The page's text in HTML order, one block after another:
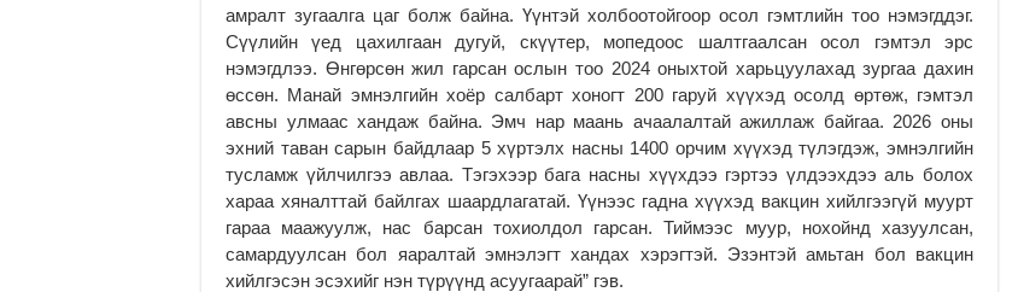
амралт зугаалга цаг болж байна. Үүнтэй холбоотойгоор осол гэмтлийн тоо нэмэгддэг.
Сүүлийн үед цахилгаан дугуй, скүүтер, мопедоос шалтгаалсан осол гэмтэл эрс
нэмэгдлээ. Өнгөрсөн жил гарсан ослын тоо 2024 оныхтой харьцуулахад зургаа дахин
өссөн. Манай эмнэлгийн хоёр салбарт хоногт 200 гаруй хүүхэд осолд өртөж, гэмтэл
авсны улмаас хандаж байна. Эмч нар маань ачаалалтай ажиллаж байгаа. 2026 оны
эхний таван сарын байдлаар 5 хүртэлх насны 1400 орчим хүүхэд түлэгдэж, эмнэлгийн
тусламж үйлчилгээ авлаа. Тэгэхээр бага насны хүүхдээ гэртээ үлдээхдээ аль болох
хараа хяналттай байлгах шаардлагатай. Үүнээс гадна хүүхэд вакцин хийлгээгүй муурт
гараа маажуулж, нас барсан тохиолдол гарсан. Тиймээс муур, нохойнд хазуулсан,
самардуулсан бол яаралтай эмнэлэгт хандах хэрэгтэй. Эзэнтэй амьтан бол вакцин
хийлгэсэн эсэхийг нэн түрүүнд асуугаарай” гэв.